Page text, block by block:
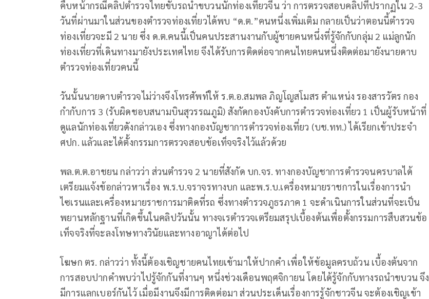
คืบหน้ากรณีคลิปตำรวจไทยขับรถนำขบวนนักท่องเที่ยวจีน ว่า การตรวจสอบคลิปที่ปรากฏใน 2-3
วันที่ผ่านมาในส่วนของตำรวจท่องเที่ยวได้พบ “ด.ต.”คนหนึ่งเพิ่มเติม กลายเป็นว่าตอนนี้ตำรวจ
ท่องเที่ยวจะมี 2 นาย ซึ่ง ด.ต.คนนี้เป็นคนประสานงานกับผู้ชายคนหนึ่งที่รู้จักกับกลุ่ม 2 แม่ลูกนัก
ท่องเที่ยวที่เดินทางมายังประเทศไทย จึงได้รับการติดต่อจากคนไทยคนหนึ่งติดต่อมายังนายดาบ
ตำรวจท่องเที่ยวคนนี้
วันนั้นนายดาบตำรวจไม่ว่างจึงโทรศัพท์ให้ ร.ต.อ.สมพล ภิญโญสโมสร ตำแหน่ง รองสารวัตร กอง
กำกับการ 3 (รับผิดชอบสนามบินสุวรรณภูมิ) สังกัดกองบังคับการตำรวจท่องเที่ยว 1 เป็นผู้รับหน้าที่
ดูแลนักท่องเที่ยวดังกล่าวเอง ซึ่งทางกองบัญชาการตำรวจท่องเที่ยว (บช.ทท.) ได้เรียกเข้าประจำ
ศปก. แล้วและได้ตั้งกรรมการตรวจสอบข้อเท็จจริงไว้แล้วด้วย
พล.ต.ต.อาชยน กล่าวว่า ส่วนตำรวจ 2 นายที่สังกัด บก.จร. ทางกองบัญชาการตำรวจนครบาลได้
เตรียมแจ้งข้อกล่าวหาเรื่อง พ.ร.บ.จราจรทางบก และพ.ร.บ.เครื่องหมายราชการในเรื่องการนำ
ไซเรนและเครื่องหมายราชการมาติดที่รถ ซึ่งทางตำรวจภูธรภาค 1 จะดำเนินการในส่วนที่จะเป็น
พยานหลักฐานที่เกิดขึ้นในคลิปวันนั้น ทางจเรตำรวจเตรียมสรุปเบื้องต้นเพื่อตั้งกรรมการสืบสวนข้อ
เท็จจริงที่จะลงโทษทางวินัยและทางอาญาได้ต่อไป
โฆษก ตร. กล่าวว่า ทั้งนี้ต้องเชิญชายคนไทยเข้ามาให้ปากคำ เพื่อให้ข้อมูลครบถ้วน เบื้องต้นจาก
การสอบปากคำพบว่าไปรู้จักกันที่งานๆ หนึ่งช่วงเดือนพฤศจิกายน โดยได้รู้จักกับทางรถนำขบวน จึง
มีการแลกเบอร์กันไว้ เมื่อมีงานจึงมีการติดต่อมา ส่วนประเด็นเรื่องการรู้จักชาวจีน จะต้องเชิญเข้า